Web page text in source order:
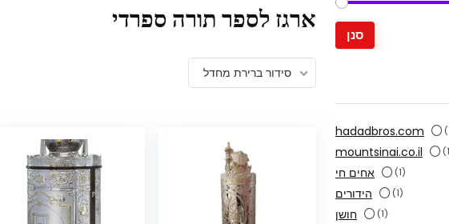
סנן
hadadbros.com
mountsinai.co.il
אחים חי (1)
הידורים (1)
חושן (1)
ארגז לספר תורה ספרדי
סידור ברירת מחדל